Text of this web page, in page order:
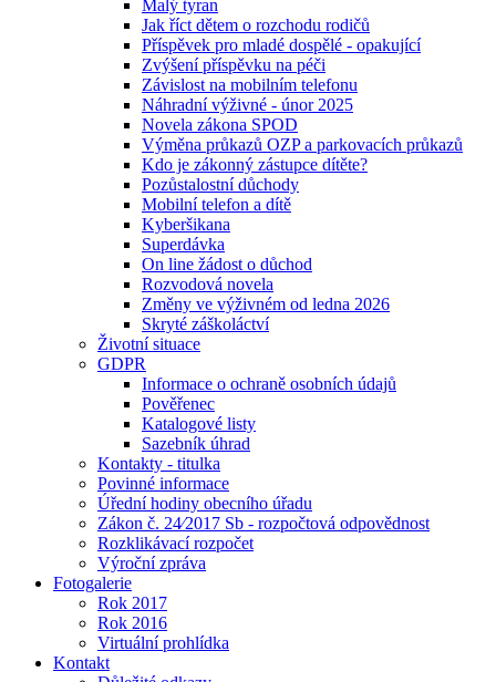
Malý tyran
Jak říct dětem o rozchodu rodičů
Příspěvek pro mladé dospělé - opakující
Zvýšení příspěvku na péči
Závislost na mobilním telefonu
Náhradní výživné - únor 2025
Novela zákona SPOD
Výměna průkazů OZP a parkovacích průkazů
Kdo je zákonný zástupce dítěte?
Pozůstalostní důchody
Mobilní telefon a dítě
Kyberšikana
Superdávka
On line žádost o důchod
Rozvodová novela
Změny ve výživném od ledna 2026
Skryté záškoláctví
Životní situace
GDPR
Informace o ochraně osobních údajů
Pověřenec
Katalogové listy
Sazebník úhrad
Kontakty - titulka
Povinné informace
Úřední hodiny obecního úřadu
Zákon č. 24⁄2017 Sb - rozpočtová odpovědnost
Rozklikávací rozpočet
Výroční zpráva
Fotogalerie
Rok 2017
Rok 2016
Virtuální prohlídka
Kontakt